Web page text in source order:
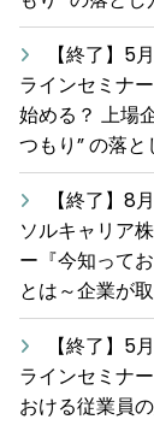
【終了】5
ラインセミナ
始める？ 上場
つもり” の落と
【終了】8
ソルキャリア
ー『今知って
とは～企業が
【終了】5
ラインセミナ
おける従業員